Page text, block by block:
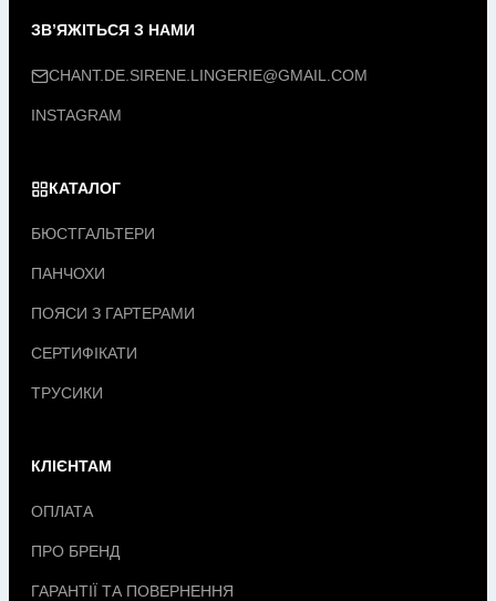
ЗВ’ЯЖІТЬСЯ З НАМИ
CHANT.DE.SIRENE.LINGERIE@GMAIL.COM
INSTAGRAM
КАТАЛОГ
БЮСТГАЛЬТЕРИ
ПАНЧОХИ
ПОЯСИ З ГАРТЕРАМИ
СЕРТИФІКАТИ
ТРУСИКИ
КЛІЄНТАМ
ОПЛАТА
ПРО БРЕНД
ГАРАНТІЇ ТА ПОВЕРНЕННЯ